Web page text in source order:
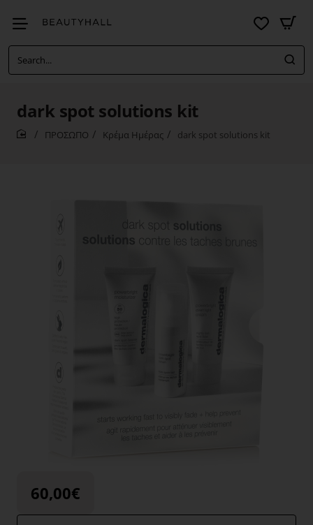
Search...
dark spot solutions kit
ΠΡΟΣΩΠΟ Κρέμα Ημέρας dark spot solutions kit
60,00€